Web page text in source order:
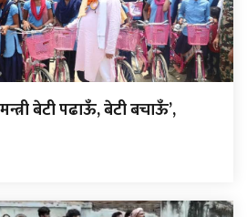
बेटी पढाऊँ, बेटी बचाऊँ’,